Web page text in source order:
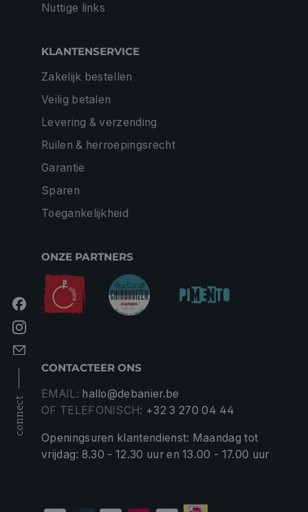
connect
Nuttige links
KLANTENSERVICE
Zakelijk bestellen
Veilig betalen
Levering & verzending
Ruilen & herroepingsrecht
Garantie
Sparen
Toegankelijkheid
ONZE PARTNERS
CONTACTEER ONS
EMAIL: hallo@debanier.be
OF TELEFONISCH: +32 3 270 04 44
Openingsuren klantendienst: Maandag tot
vrijdag: 8.30 - 12.30 uur en 13.00 - 17.00 uur